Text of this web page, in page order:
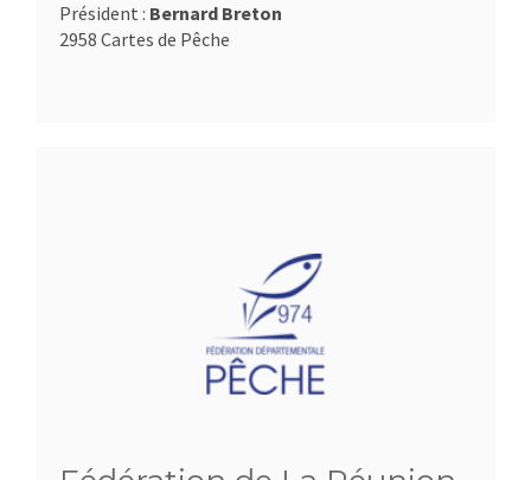
Président : Bernard Breton
2958 Cartes de Pêche